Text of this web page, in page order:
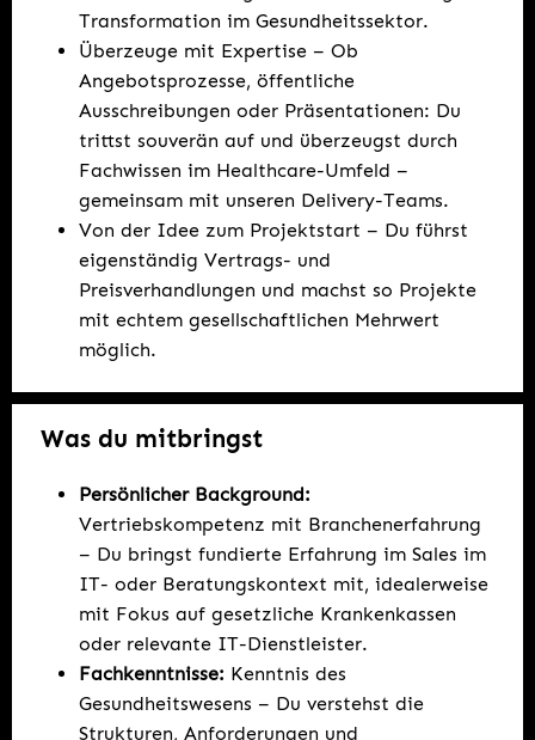
Transformation im Gesundheitssektor.
Überzeuge mit Expertise – Ob
Angebotsprozesse, öffentliche
Ausschreibungen oder Präsentationen: Du
trittst souverän auf und überzeugst durch
Fachwissen im Healthcare-Umfeld –
gemeinsam mit unseren Delivery-Teams.
Von der Idee zum Projektstart – Du führst
eigenständig Vertrags- und
Preisverhandlungen und machst so Projekte
mit echtem gesellschaftlichen Mehrwert
möglich.
Was du mitbringst
Persönlicher Background:
Vertriebskompetenz mit Branchenerfahrung
– Du bringst fundierte Erfahrung im Sales im
IT- oder Beratungskontext mit, idealerweise
mit Fokus auf gesetzliche Krankenkassen
oder relevante IT-Dienstleister.
Fachkenntnisse: Kenntnis des
Gesundheitswesens – Du verstehst die
Strukturen, Anforderungen und